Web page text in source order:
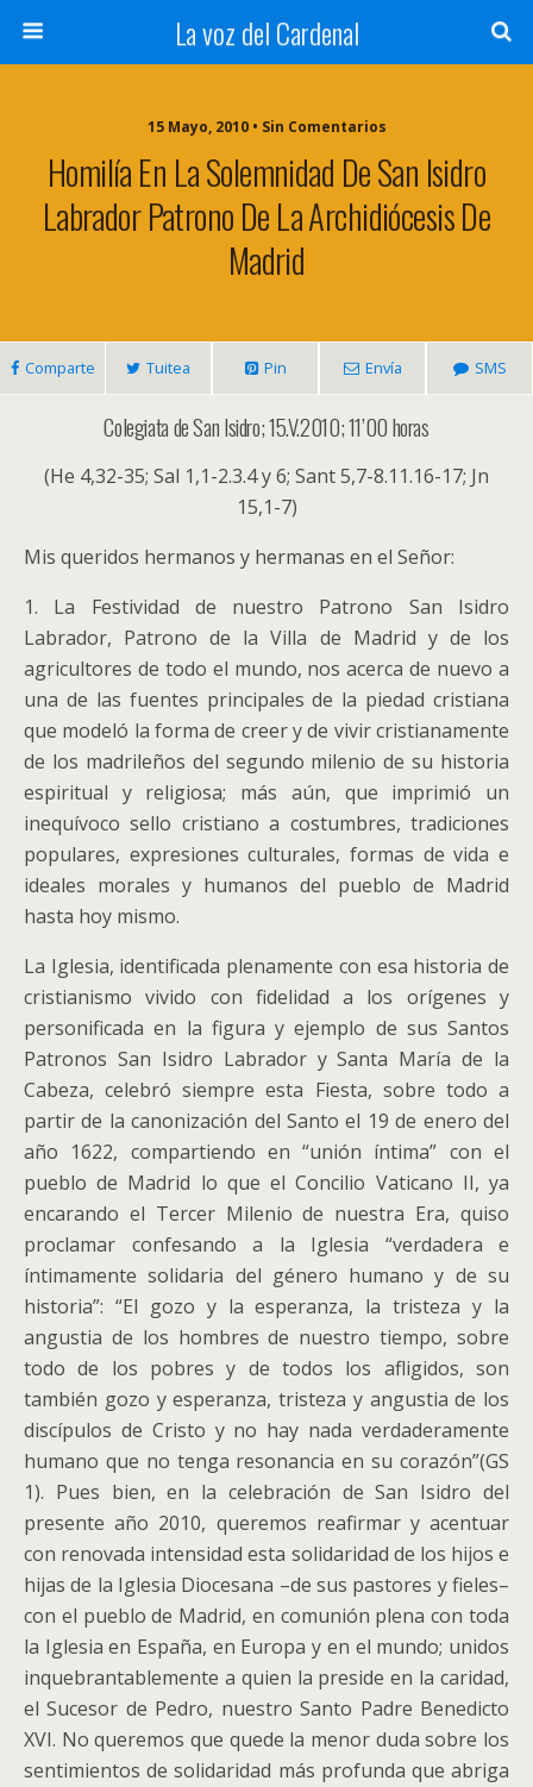
La voz del Cardenal
15 Mayo, 2010 • Sin Comentarios
Homilía En La Solemnidad De San Isidro
Labrador Patrono De La Archidiócesis De
Madrid
Comparte Tuitea Pin Envía SMS
Colegiata de San Isidro; 15.V.2010; 11’00 horas
(He 4,32-35; Sal 1,1-2.3.4 y 6; Sant 5,7-8.11.16-17; Jn
15,1-7)
Mis queridos hermanos y hermanas en el Señor:
1. La Festividad de nuestro Patrono San Isidro
Labrador, Patrono de la Villa de Madrid y de los
agricultores de todo el mundo, nos acerca de nuevo a
una de las fuentes principales de la piedad cristiana
que modeló la forma de creer y de vivir cristianamente
de los madrileños del segundo milenio de su historia
espiritual y religiosa; más aún, que imprimió un
inequívoco sello cristiano a costumbres, tradiciones
populares, expresiones culturales, formas de vida e
ideales morales y humanos del pueblo de Madrid
hasta hoy mismo.
La Iglesia, identificada plenamente con esa historia de
cristianismo vivido con fidelidad a los orígenes y
personificada en la figura y ejemplo de sus Santos
Patronos San Isidro Labrador y Santa María de la
Cabeza, celebró siempre esta Fiesta, sobre todo a
partir de la canonización del Santo el 19 de enero del
año 1622, compartiendo en “unión íntima” con el
pueblo de Madrid lo que el Concilio Vaticano II, ya
encarando el Tercer Milenio de nuestra Era, quiso
proclamar confesando a la Iglesia “verdadera e
íntimamente solidaria del género humano y de su
historia”: “El gozo y la esperanza, la tristeza y la
angustia de los hombres de nuestro tiempo, sobre
todo de los pobres y de todos los afligidos, son
también gozo y esperanza, tristeza y angustia de los
discípulos de Cristo y no hay nada verdaderamente
humano que no tenga resonancia en su corazón”(GS
1). Pues bien, en la celebración de San Isidro del
presente año 2010, queremos reafirmar y acentuar
con renovada intensidad esta solidaridad de los hijos e
hijas de la Iglesia Diocesana –de sus pastores y fieles–
con el pueblo de Madrid, en comunión plena con toda
la Iglesia en España, en Europa y en el mundo; unidos
inquebrantablemente a quien la preside en la caridad,
el Sucesor de Pedro, nuestro Santo Padre Benedicto
XVI. No queremos que quede la menor duda sobre los
sentimientos de solidaridad más profunda que abriga